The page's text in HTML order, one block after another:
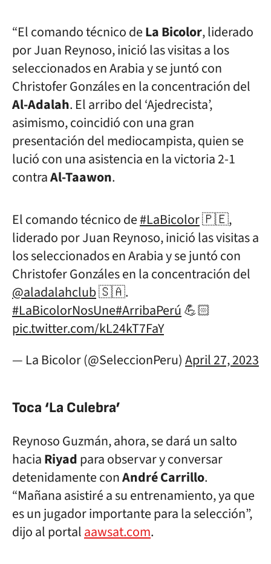
“El comando técnico deLa Bicolor, liderado
por Juan Reynoso, inició las visitas a los
seleccionados en Arabia y se juntó con
Christofer Gonzáles en la concentración del
Al-Adalah. El arribo del ‘Ajedrecista’,
asimismo, coincidió con una gran
presentación del mediocampista, quien se
lució con una asistencia en la victoria 2-1
contraAl-Taawon.
El comando técnico de#LaBicolor🇵🇪,
liderado por Juan Reynoso, inició las visitas a
los seleccionados en Arabia y se juntó con
Christofer Gonzáles en la concentración del
@aladalahclub🇸🇦.
#LaBicolorNosUne#ArribaPerú💪🏻
pic.twitter.com/kL24kT7FaY
— La Bicolor (@SeleccionPeru)April 27, 2023
Toca ‘La Culebra’
Reynoso Guzmán, ahora, se dará un salto
haciaRiyadpara observar y conversar
detenidamente conAndré Carrillo.
“Mañana asistiré a su entrenamiento, ya que
es un jugador importante para la selección”,
dijo al portalaawsat.com.